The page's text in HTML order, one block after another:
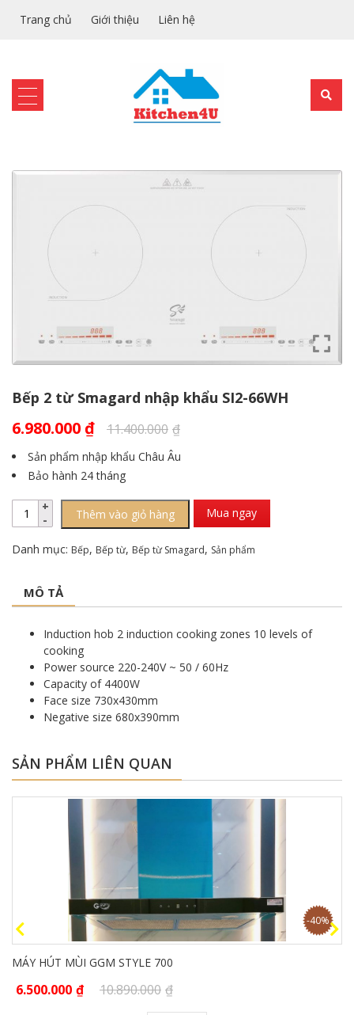
Trang chủ Giới thiệu Liên hệ
Bếp 2 từ Smagard nhập khẩu SI2-66WH
6.980.000 ₫ 11.400.000 ₫
Sản phẩm nhập khẩu Châu Âu
Bảo hành 24 tháng
Thêm vào giỏ hàng Mua ngay
Danh mục: Bếp, Bếp từ, Bếp từ Smagard, Sản phẩm
MÔ TẢ
Induction hob 2 induction cooking zones 10 levels of
cooking
Power source 220-240V ~ 50 / 60Hz
Capacity of 4400W
Face size 730x430mm
Negative size 680x390mm
SẢN PHẨM LIÊN QUAN
-40%
MÁY HÚT MÙI GGM STYLE 700
6.500.000 ₫ 10.890.000 ₫